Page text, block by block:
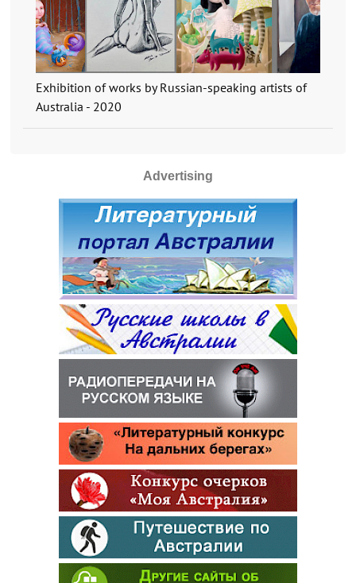
Exhibition of works by Russian-speaking artists of
Australia - 2020
Advertising